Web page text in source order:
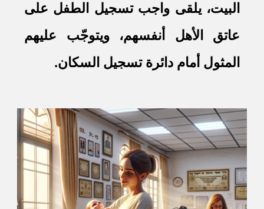
البيت، يلقى واجب تسجيل الطفل على
عاتق الأهل أنفسهم، ويتوجّب عليهم
المثول أمام دائرة تسجيل السكان.